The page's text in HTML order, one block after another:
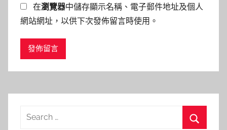
在瀏覽器中儲存顯示名稱、電子郵件地址及個人
網站網址，以供下次發佈留言時使用。
Search